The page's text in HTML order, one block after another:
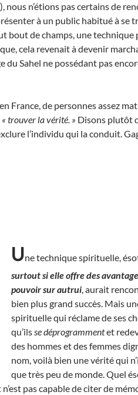
nous n’étions pas certains de
à un public habitué à se
bout de champs, une technique
cela revenait à devenir
du Sahel ne possédant pas
France, de personnes assez
« trouver la vérité. » Disons plutôt
l’individu qui la conduit.
Une technique spirituelle,
surtout si elle offre des
pouvoir sur autrui, aurait
bien plus grand succès. Mais
spirituelle qui réclame de ses
qu’ilsse déprogrammentet
des hommes et des femmes
nom, voilà bien une vérité qui
que très peu de monde. Quel
pas capable de citer de